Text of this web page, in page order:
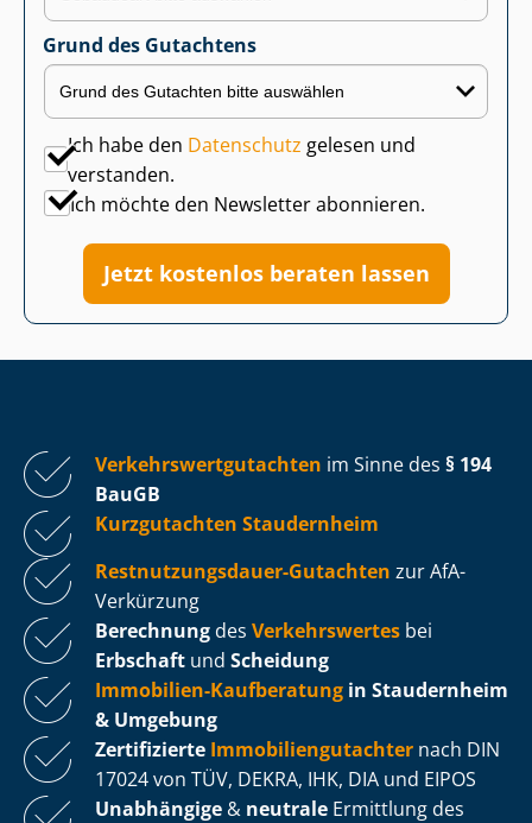
Grund des Gutachtens
Ich habe den Datenschutz gelesen und
verstanden.
Ich möchte den Newsletter abonnieren.
Jetzt kostenlos beraten lassen
Ver­kehrs­wert­gut­ach­ten im Sinne des § 194
BauGB
Kurzgutachten Staudernheim
Rest­nut­zungs­dau­er-Gutachten zur AfA-
Verkürzung
Berechnung des Verkehrswertes bei
Erbschaft und Scheidung
Immobilien-Kaufberatung in Staudernheim
& Umgebung
Zertifizierte Im­mo­bi­li­en­gut­ach­ter nach DIN
17024 von TÜV, DEKRA, IHK, DIA und EIPOS
Unabhängige & neutrale Ermittlung des